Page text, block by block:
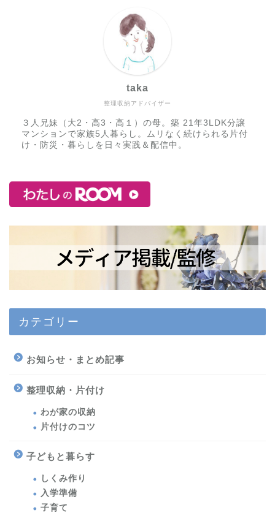
整理収納アドバイザー
taka
３人兄妹（大2・高3・高１）の母。築 21年3LDK分譲
マンションで家族5人暮らし。ムリなく続けられる片付
け・防災・暮らしを日々実践＆配信中。
カテゴリー
お知らせ・まとめ記事
整理収納・片付け
わが家の収納
片付けのコツ
子どもと暮らす
しくみ作り
入学準備
子育て